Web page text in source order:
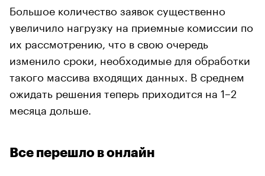
Большое количество заявок существенно
увеличило нагрузку на приемные комиссии по
их рассмотрению, что в свою очередь
изменило сроки, необходимые для обработки
такого массива входящих данных. В среднем
ожидать решения теперь приходится на 1–2
месяца дольше.
Все перешло в онлайн